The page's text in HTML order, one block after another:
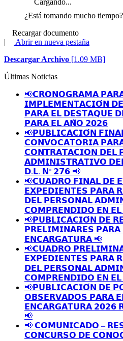
Cargando...
¿Está tomando mucho tiempo?
Recargar documento
|
Abrir en nueva pestaña
Descargar Archivo [1.09 MB]
Últimas Noticias
📢𝗖𝗥𝗢𝗡𝗢𝗚𝗥𝗔𝗠𝗔
𝗜𝗠𝗣𝗟𝗘𝗠𝗘𝗡𝗧𝗔𝗖𝗜𝗢́𝗡
𝗣𝗔𝗥𝗔 𝗘𝗟 𝗗𝗘𝗦𝗧𝗔𝗤𝗨𝗘
𝗣𝗔𝗥𝗔 𝗘𝗟 𝗔𝗡̃𝗢 𝟮𝟬𝟮𝟲
📢𝗣𝗨𝗕𝗟𝗜𝗖𝗔𝗖𝗜𝗢́𝗡
𝗖𝗢𝗡𝗩𝗢𝗖𝗔𝗧𝗢𝗥𝗜𝗔
𝗖𝗢𝗡𝗧𝗥𝗔𝗧𝗔𝗖𝗜𝗢𝗡 𝗗𝗘𝗟
𝗔𝗗𝗠𝗜𝗡𝗜𝗦𝗧𝗥𝗔𝗧𝗜𝗩𝗢
𝗗.𝗟. 𝗡º 𝟮𝟳𝟲 📢
📢𝗖𝗨𝗔𝗗𝗥𝗢 𝗙𝗜𝗡𝗔𝗟 𝗗𝗘
𝗘𝗫𝗣𝗘𝗗𝗜𝗘𝗡𝗧𝗘𝗦 𝗣𝗔𝗥𝗔
𝗗𝗘𝗟 𝗣𝗘𝗥𝗦𝗢𝗡𝗔𝗟
𝗖𝗢𝗠𝗣𝗥𝗘𝗡𝗗𝗜𝗗𝗢 𝗘𝗡 𝗘𝗟
📢𝗣𝗨𝗕𝗟𝗜𝗖𝗔𝗖𝗜𝗢́𝗡 𝗗𝗘
𝗣𝗥𝗘𝗟𝗜𝗠𝗜𝗡𝗔𝗥𝗘𝗦
𝗘𝗡𝗖𝗔𝗥𝗚𝗔𝗧𝗨𝗥𝗔 📢
📢𝗖𝗨𝗔𝗗𝗥𝗢
𝗘𝗫𝗣𝗘𝗗𝗜𝗘𝗡𝗧𝗘𝗦 𝗣𝗔𝗥𝗔
𝗗𝗘𝗟 𝗣𝗘𝗥𝗦𝗢𝗡𝗔𝗟
𝗖𝗢𝗠𝗣𝗥𝗘𝗡𝗗𝗜𝗗𝗢 𝗘𝗡 𝗘𝗟
📢𝗣𝗨𝗕𝗟𝗜𝗖𝗔𝗖𝗜𝗢́𝗡 𝗗𝗘
𝗢𝗕𝗦𝗘𝗥𝗩𝗔𝗗𝗢𝗦 𝗣𝗔𝗥𝗔
𝗘𝗡𝗖𝗔𝗥𝗚𝗔𝗧𝗨𝗥𝗔 𝟮𝟬𝟮𝟲
📢
📢 𝗖𝗢𝗠𝗨𝗡𝗜𝗖𝗔𝗗𝗢 –
𝗖𝗢𝗡𝗖𝗨𝗥𝗦𝗢 𝗗𝗘